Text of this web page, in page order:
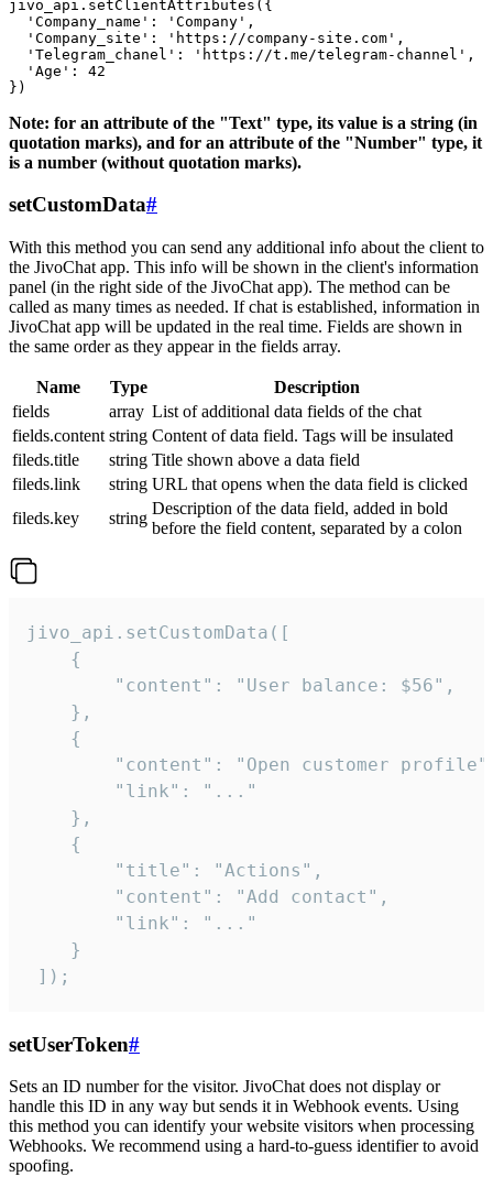
jivo_api.setClientAttributes({
  'Company_name': 'Company',
  'Company_site': 'https://company-site.com',
  'Telegram_chanel': 'https://t.me/telegram-channel',
  'Age': 42
Note: for an attribute of the "Text" type, its value is a string (in
quotation marks), and for an attribute of the "Number" type, it
is a number (without quotation marks).
setCustomData#
With this method you can send any additional info about the client to
the JivoChat app. This info will be shown in the client's information
panel (in the right side of the JivoChat app). The method can be
called as many times as needed. If chat is established, information in
JivoChat app will be updated in the real time. Fields are shown in
the same order as they appear in the fields array.
Name Type
Description
fields
array List of additional data fields of the chat
fields.content string Content of data field. Tags will be insulated
fileds.title
string Title shown above a data field
fileds.link
string URL that opens when the data field is clicked
fileds.key
string
Description of the data field, added in bold
before the field content, separated by a colon
jivo_api.setCustomData([
    {
        "content": "User balance: $56",
    },
    {
"content": "Open customer
        "link": "..."
    },
    {
        "title": "Actions",
        "content": "Add contact",
        "link": "..."
    }
]);
setUserToken#
Sets an ID number for the visitor. JivoChat does not display or
handle this ID in any way but sends it in Webhook events. Using
this method you can identify your website visitors when processing
Webhooks. We recommend using a hard-to-guess identifier to avoid
spoofing.